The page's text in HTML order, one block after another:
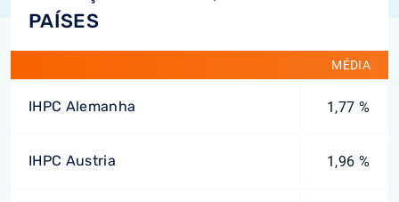
PAÍSES
MÉDIA
IHPC Alemanha 1,77 %
IHPC Austria 1,96 %